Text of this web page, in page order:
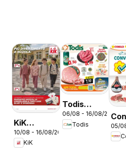
KiK
volantino
Più
10/08 - 16/08/2026
KiK
Todis
volantino
Lazio
06/08 - 16/08/2026
Todis
05/